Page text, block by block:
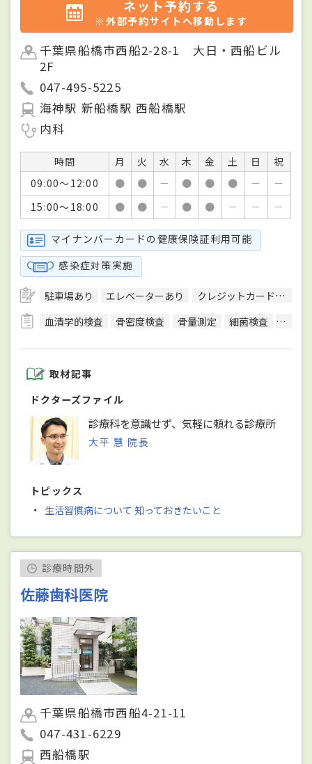
ネット予約する
※外部予約サイトへ移動します
千葉県船橋市西船2-28-1 大日・西船ビル
2F
047-495-5225
海神駅 新船橋駅 西船橋駅
内科
時間 月 火 水 木 金 土 日
祝
09:00～12:00
● ● － ● ● ● －
－
15:00～18:00
● ● － ● ● － － －
マイナンバーカードの健康保険証利用可能
感染症対策実施
駐車場あり エレベーターあり クレジットカード対応
血清学的検査
骨密度検査 骨量測定 細菌検査 終夜
取材記事
ドクターズファイル
診療科を意識せず、気軽に頼れる診療所
大平 慧 院長
トピックス
・ 生活習慣病について 知っておきたいこと
診療時間外
佐藤歯科医院
千葉県船橋市西船4-21-11
047-431-6229
西船橋駅